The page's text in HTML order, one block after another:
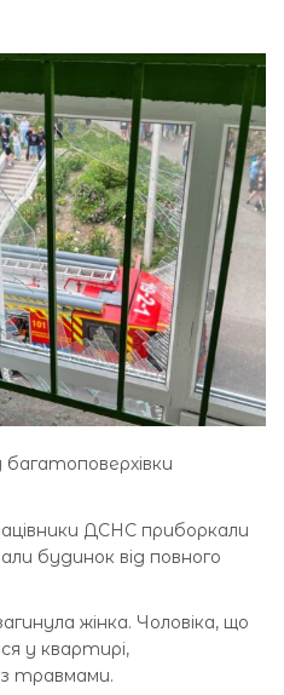
багатоповерхівки
ДСНС приборкали
будинок від повного
жінка. Чоловіка, що
у квартирі,
з травмами.